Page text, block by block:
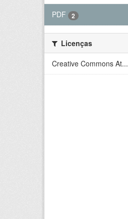
PDF 2
Licenças
Creative Commons At...